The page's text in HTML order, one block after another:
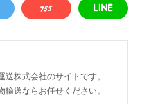
株式会社のサイトです。
送ならお任せください。